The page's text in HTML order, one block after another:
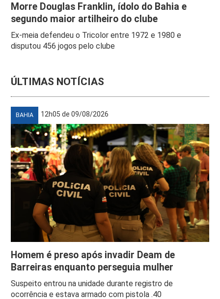
Morre Douglas Franklin, ídolo do Bahia e
segundo maior artilheiro do clube
Ex-meia defendeu o Tricolor entre 1972 e 1980 e
disputou 456 jogos pelo clube
ÚLTIMAS NOTÍCIAS
BAHIA 12h05 de 09/08/2026
Homem é preso após invadir Deam de
Barreiras enquanto perseguia mulher
Suspeito entrou na unidade durante registro de
ocorrência e estava armado com pistola .40